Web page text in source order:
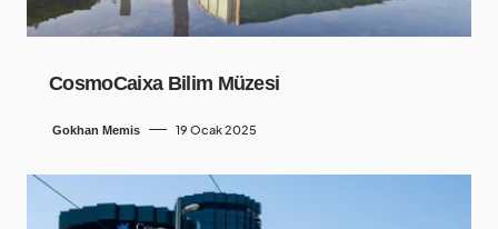
CosmoCaixa Bilim Müzesi
Gokhan Memis 19 Ocak 2025